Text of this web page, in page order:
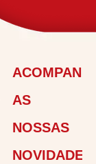
AS
NOSSAS
NOVIDADES